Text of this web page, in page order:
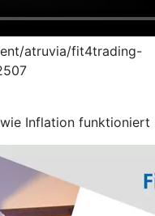
atruvia/fit4trading-
Inflation funktioniert